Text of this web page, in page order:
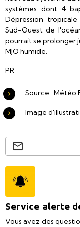
systèmes dont 4
Dépression
Sud-Ouest de
pourrait se prolonger
MJO humide.
PR
Source : Météo
Image
Service alerte
Vous avez des